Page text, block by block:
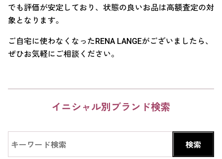
でも評価が安定しており、状態の良いお品は高額査定の対
象となります。
ご自宅に使わなくなったRENA LANGEがございましたら、
ぜひお気軽にご相談ください。
イニシャル別ブランド検索